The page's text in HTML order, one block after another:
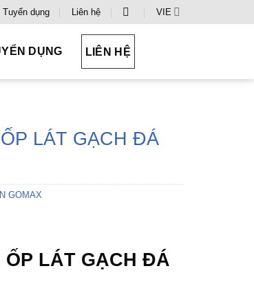
Tuyển dụng Liên hệ VIE
DỤNG LIÊN HỆ
LÁT GẠCH ĐÁ
GOMAX
ỐP LÁT GẠCH ĐÁ